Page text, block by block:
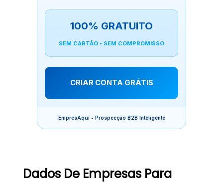
100% GRATUITO
SEM CARTÃO • SEM COMPROMISSO
CRIAR CONTA GRÁTIS
EmpresAqui • Prospecção B2B Inteligente
Dados De Empresas Para